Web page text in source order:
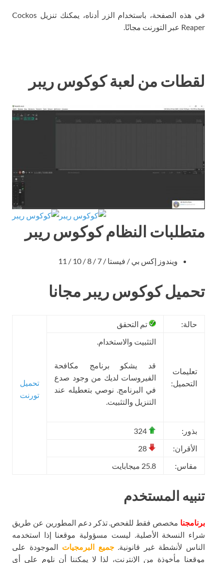
في هذه الصفحة، باستخدام الزر أدناه، يمكنك تنزيل Cockos
Reaper عبر التورنت مجانًا.
لقطات من لعبة كوكوس ريبر
متطلبات النظام كوكوس ريبر
ويندوز إكس بي / فيستا / 7 / 8 / 10 / 11
تحميل كوكوس ريبر مجانا
حالة: تم التحقق
تحميل
تورنت
تعليمات
التحميل:
التثبيت والاستخدام.
قد يشكو برنامج مكافحة
الفيروسات لديك من وجود صدع
في البرنامج. نوصي بتعطيله عند
التنزيل والتثبيت.
بذور:
الأقران:
مقاس:
25.8 ميجابايت
تنبيه المستخدم
برنامجنا مخصص فقط للفحص. تذكر دعم المطورين عن طريق
شراء النسخة الأصلية. ليست مسؤولية موقعنا إذا استخدمه
الناس لأنشطة غير قانونية.جميع البرمجيات الموجودة على
موقعنا مأخوذة من الإنترنت، لذا لا يمكننا أن نلوم على أي